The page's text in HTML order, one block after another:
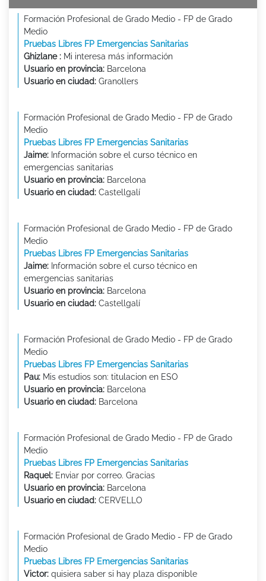
Formación Profesional de Grado Medio - FP de Grado
Medio
Pruebas Libres FP Emergencias Sanitarias
Ghizlane : Mi interesa más información
Usuario en provincia: Barcelona
Usuario en ciudad: Granollers
Formación Profesional de Grado Medio - FP de Grado
Medio
Pruebas Libres FP Emergencias Sanitarias
Jaime: Información sobre el curso técnico en
emergencias sanitarias
Usuario en provincia: Barcelona
Usuario en ciudad: Castellgalí
Formación Profesional de Grado Medio - FP de Grado
Medio
Pruebas Libres FP Emergencias Sanitarias
Jaime: Información sobre el curso técnico en
emergencias sanitarias
Usuario en provincia: Barcelona
Usuario en ciudad: Castellgalí
Formación Profesional de Grado Medio - FP de Grado
Medio
Pruebas Libres FP Emergencias Sanitarias
Pau: Mis estudios son: titulacion en ESO
Usuario en provincia: Barcelona
Usuario en ciudad: Barcelona
Formación Profesional de Grado Medio - FP de Grado
Medio
Pruebas Libres FP Emergencias Sanitarias
Raquel: Enviar por correo. Gracias
Usuario en provincia: Barcelona
Usuario en ciudad: CERVELLO
Formación Profesional de Grado Medio - FP de Grado
Medio
Pruebas Libres FP Emergencias Sanitarias
Victor: quisiera saber si hay plaza disponible